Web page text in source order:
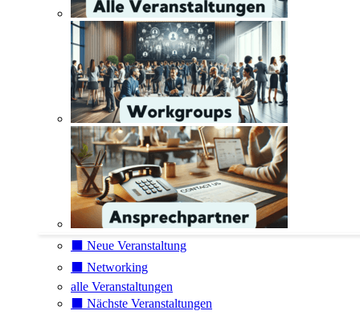
⬛️ Neue Veranstaltung
⬛️ Networking
alle Veranstaltungen
⬛️ Nächste Veranstaltungen